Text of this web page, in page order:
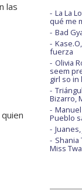
las
La La
qué me
Bad
fuerza
Olivia
seem
girl so in
Bizarro,
Pueblo
Shania
Miss